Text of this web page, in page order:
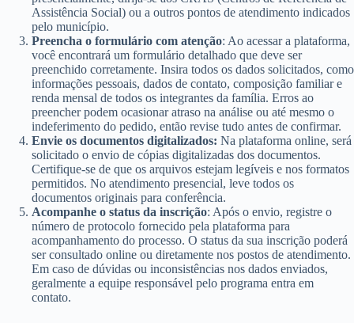
Assistência Social) ou a outros pontos de atendimento indicados
pelo município.
Preencha o formulário com atenção: Ao acessar a plataforma,
você encontrará um formulário detalhado que deve ser
preenchido corretamente. Insira todos os dados solicitados, como
informações pessoais, dados de contato, composição familiar e
renda mensal de todos os integrantes da família. Erros ao
preencher podem ocasionar atraso na análise ou até mesmo o
indeferimento do pedido, então revise tudo antes de confirmar.
Envie os documentos digitalizados: Na plataforma online, será
solicitado o envio de cópias digitalizadas dos documentos.
Certifique-se de que os arquivos estejam legíveis e nos formatos
permitidos. No atendimento presencial, leve todos os
documentos originais para conferência.
Acompanhe o status da inscrição: Após o envio, registre o
número de protocolo fornecido pela plataforma para
acompanhamento do processo. O status da sua inscrição poderá
ser consultado online ou diretamente nos postos de atendimento.
Em caso de dúvidas ou inconsistências nos dados enviados,
geralmente a equipe responsável pelo programa entra em
contato.